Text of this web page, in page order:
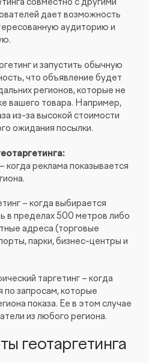
дает возможность
аудиторию и
и запустить обычную
что объявление будет
регионов, которые не
вашего товара. Например,
из-за высокой стоимости
ожидания посылки.
когда реклама показывается
– когда выбирается
в пределах 500 метров либо
адреса (торговые
парки, бизнес-центры и
таргетинг – когда
по запросам, которые
показа. Ее в этом случае
из любого региона.
геотаргетинга